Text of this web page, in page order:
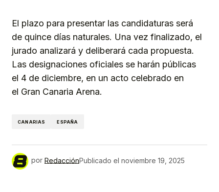
El plazo para presentar las candidaturas será
de quince días naturales. Una vez finalizado, el
jurado analizará y deliberará cada propuesta.
Las designaciones oficiales se harán públicas
el 4 de diciembre, en un acto celebrado en
el Gran Canaria Arena.
CANARIAS ESPAÑA
por RedacciónPublicado el noviembre 19, 2025